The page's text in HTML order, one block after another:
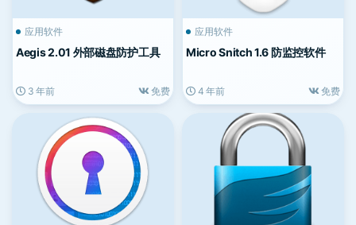
应用软件
Aegis 2.01 外部磁盘防护工具
3 年前 免费
应用软件
Micro Snitch 1.6 防监控软件
4 年前 免费